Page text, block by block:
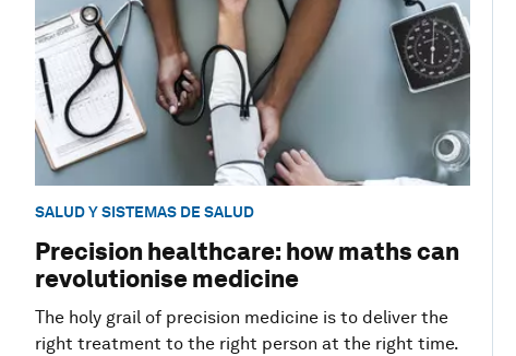
SALUD Y SISTEMAS DE SALUD
Precision healthcare: how maths can
revolutionise medicine
The holy grail of precision medicine is to deliver the
right treatment to the right person at the right time.